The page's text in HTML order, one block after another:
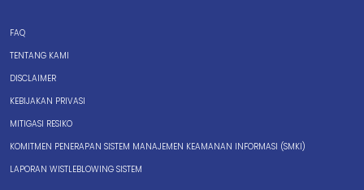
FAQ
TENTANG KAMI
DISCLAIMER
KEBIJAKAN PRIVASI
MITIGASI RESIKO
KOMITMEN PENERAPAN SISTEM MANAJEMEN KEAMANAN INFORMASI (SMKI)
LAPORAN WISTLEBLOWING SISTEM